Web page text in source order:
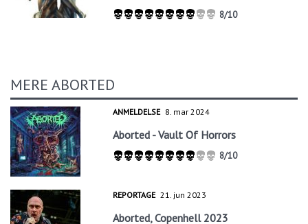
8/10
MERE ABORTED
ANMELDELSE 8. mar 2024
Aborted - Vault Of Horrors
8/10
REPORTAGE 21. jun 2023
Aborted, Copenhell 2023